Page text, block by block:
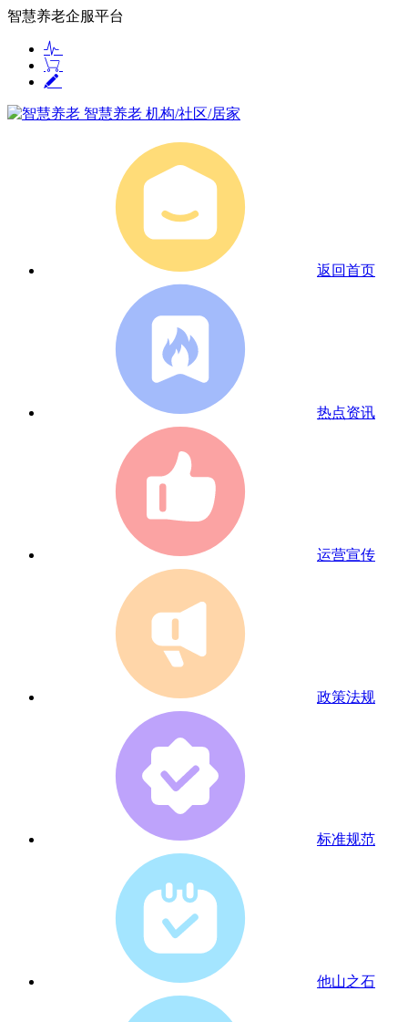
智慧养老企服平台
智慧养老 机构/社区/居家
返回首页
热点资讯
运营宣传
政策法规
标准规范
他山之石